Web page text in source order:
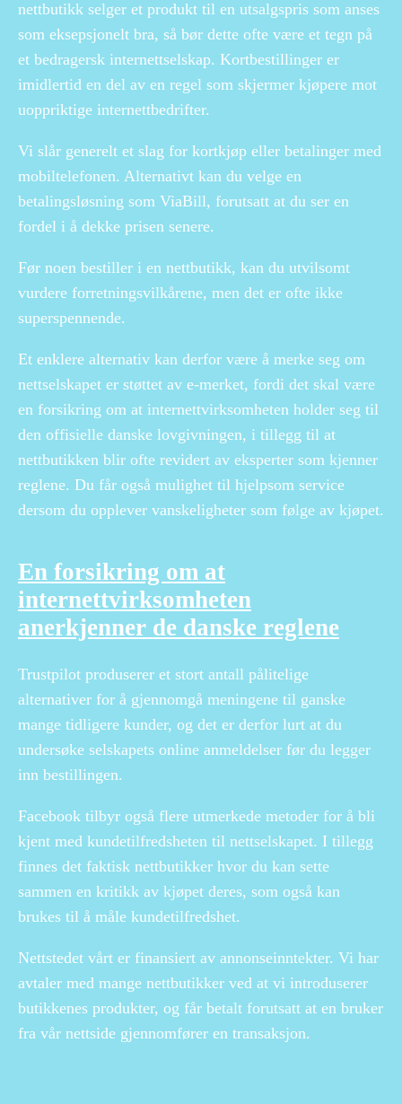
nettbutikk selger et produkt til en utsalgspris som anses
som eksepsjonelt bra, så bør dette ofte være et tegn på
et bedragersk internettselskap. Kortbestillinger er
imidlertid en del av en regel som skjermer kjøpere mot
uoppriktige internettbedrifter.
Vi slår generelt et slag for kortkjøp eller betalinger med
mobiltelefonen. Alternativt kan du velge en
betalingsløsning som ViaBill, forutsatt at du ser en
fordel i å dekke prisen senere.
Før noen bestiller i en nettbutikk, kan du utvilsomt
vurdere forretningsvilkårene, men det er ofte ikke
superspennende.
Et enklere alternativ kan derfor være å merke seg om
nettselskapet er støttet av e-merket, fordi det skal være
en forsikring om at internettvirksomheten holder seg til
den offisielle danske lovgivningen, i tillegg til at
nettbutikken blir ofte revidert av eksperter som kjenner
reglene. Du får også mulighet til hjelpsom service
dersom du opplever vanskeligheter som følge av kjøpet.
En forsikring om at
internettvirksomheten
anerkjenner de danske reglene
Trustpilot produserer et stort antall pålitelige
alternativer for å gjennomgå meningene til ganske
mange tidligere kunder, og det er derfor lurt at du
undersøke selskapets online anmeldelser før du legger
inn bestillingen.
Facebook tilbyr også flere utmerkede metoder for å bli
kjent med kundetilfredsheten til nettselskapet. I tillegg
finnes det faktisk nettbutikker hvor du kan sette
sammen en kritikk av kjøpet deres, som også kan
brukes til å måle kundetilfredshet.
Nettstedet vårt er finansiert av annonseinntekter. Vi har
avtaler med mange nettbutikker ved at vi introduserer
butikkenes produkter, og får betalt forutsatt at en bruker
fra vår nettside gjennomfører en transaksjon.